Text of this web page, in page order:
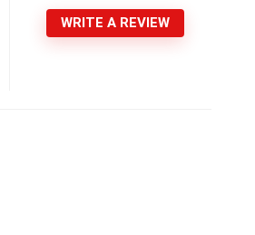
WRITE A REVIEW